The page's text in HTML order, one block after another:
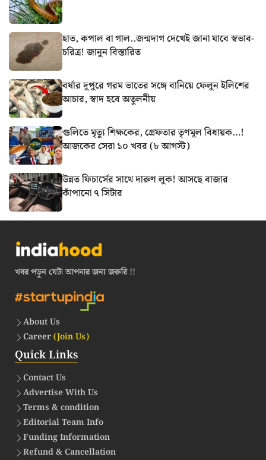
হাত, কপাল বা গাল..জন্মদাগ দেখেই জানা যাবে স্বভাব-
চরিত্র! জানুন বিস্তারিত
বর্ষার দুপুরে গরম ভাতের সঙ্গে বানিয়ে ফেলুন ইলিশের
আচার, স্বাদ হবে অতুলনীয়
গুলিতে মৃত্যু শিক্ষকের, গ্রেফতার তৃণমূল বিধায়ক…!
আজকের সেরা ১০ খবর (৮ আগস্ট)
উন্নত ফিচার্সের সাথে দারুণ লুক! আসছে বাজার
কাঁপানো ৭ সিটার
খবর পড়ুন যেটা আপনার জন্য জরুরি !!
About Us
Career(Join Us)
Quick Links
Contact Us
Advertise With Us
Terms & condition
Editorial Team Info
Funding Information
Refund & Cancellation